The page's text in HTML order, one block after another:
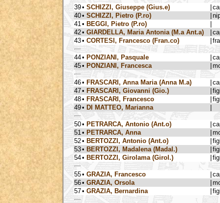
39• SCHIZZI, Giuseppe (Gius.e)
40• SCHIZZI, Pietro (P.ro)
41 • BEGGI, Pietro (P.ro)
42• GIARDELLA, Maria Antonia (M.a Ant.a)
43• CORTESI, Francesco (Fran.co)
44• PONZIANI, Pasquale
45• PONZIANI, Francesca
46• FRASCARI, Anna Maria (Anna M.a)
47• FRASCARI, Giovanni (Gio.)
48• FRASCARI, Francesco
49• DI MATTEO, Marianna
50• PETRARCA, Antonio (Ant.o)
51 • PETRARCA, Anna
52• BERTOZZI, Antonio (Ant.o)
53• BERTOZZI, Madalena (Madal.)
54• BERTOZZI, Girolama (Girol.)
55• GRAZIA, Francesco
56• GRAZIA, Orsola
57• GRAZIA, Bernardina